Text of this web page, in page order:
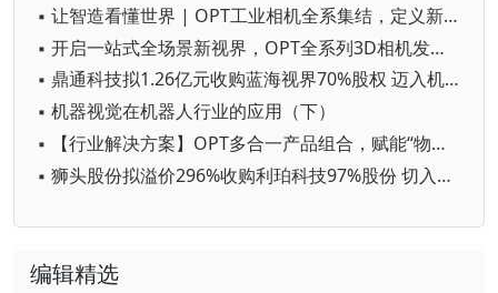
▪ 让智造看懂世界 | OPT工业相机全系集结，定义新质视觉生产力！
▪ 开启一站式全场景新视界，OPT全系列3D相机发布！
▪ 鼎通科技拟1.26亿元收购蓝海视界70%股权 迈入机器视觉行业
▪ 机器视觉在机器人行业的应用（下）
▪ 【行业解决方案】OPT多合一产品组合，赋能“物流自动分拣”提质增效
▪ 狮头股份拟溢价296%收购利珀科技97%股份 切入机器视觉领域
编辑精选